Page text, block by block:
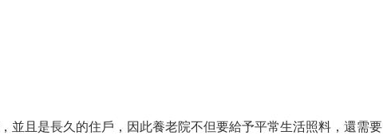
並且是長久的住戶，因此養老院不但要給予平常生活照料，還需要